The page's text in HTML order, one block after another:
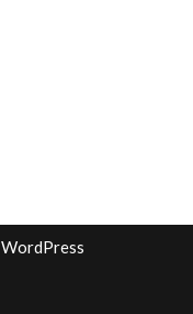
WordPress